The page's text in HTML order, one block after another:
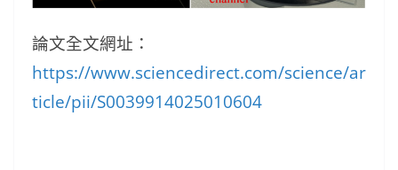
論文全文網址：
https://www.sciencedirect.com/science/ar
ticle/pii/S0039914025010604